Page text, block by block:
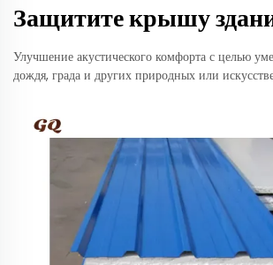
Защитите крышу
Улучшение акустического комфорта с целью
дождя, града и других природных или